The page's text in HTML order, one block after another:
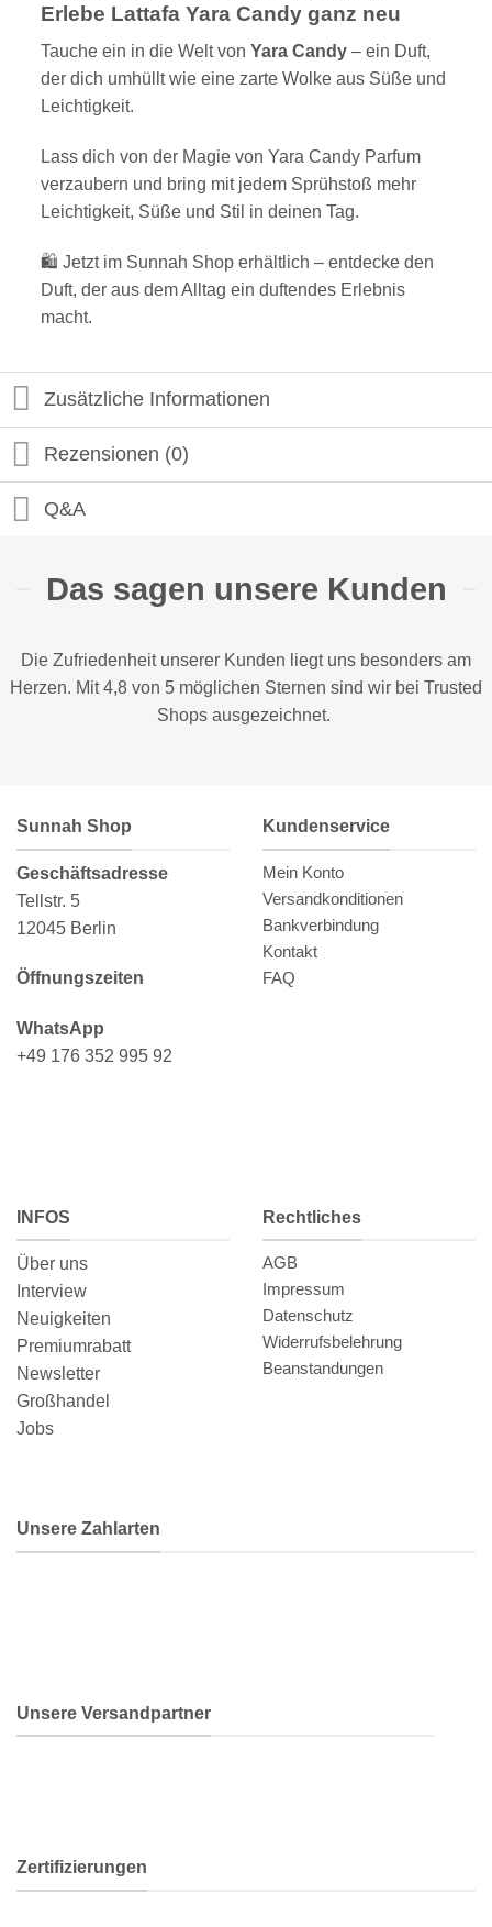
Erlebe Lattafa Yara Candy ganz neu
Tauche ein in die Welt von Yara Candy– ein Duft,
der dich umhüllt wie eine zarte Wolke aus Süße und
Leichtigkeit.
Lass dich von der Magie von Yara Candy Parfum
verzaubern und bring mit jedem Sprühstoß mehr
Leichtigkeit, Süße und Stil in deinen Tag.
🛍️ Jetzt im Sunnah Shop erhältlich – entdecke den
Duft, der aus dem Alltag ein duftendes Erlebnis
macht.
Zusätzliche Informationen
Rezensionen (0)
Q&A
Das sagen unsere Kunden
Die Zufriedenheit unserer Kunden liegt uns besonders am
Herzen. Mit 4,8 von 5 möglichen Sternen sind wir bei Trusted
Shops ausgezeichnet.
Sunnah Shop
Geschäftsadresse
Tellstr. 5
12045 Berlin
Öffnungszeiten
WhatsApp
+49 176 352 995 92
Kundenservice
Mein Konto
Versandkonditionen
Bankverbindung
Kontakt
FAQ
INFOS
Über uns
Interview
Neuigkeiten
Premiumrabatt
Newsletter
Großhandel
Jobs
Rechtliches
AGB
Impressum
Datenschutz
Widerrufsbelehrung
Beanstandungen
Unsere Zahlarten
Unsere Versandpartner
Zertifizierungen